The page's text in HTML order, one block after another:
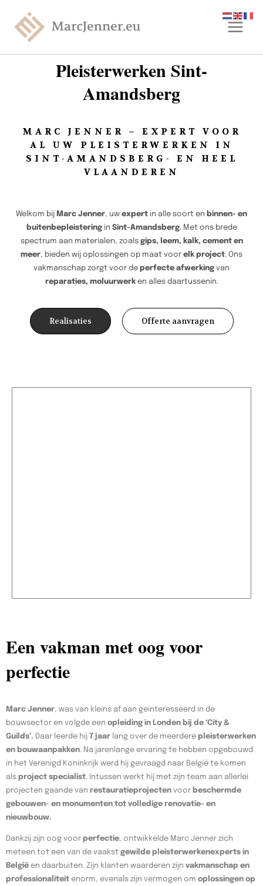
Pleisterwerken Sint-
Amandsberg
MARC JENNER – EXPERT VOOR
AL UW PLEISTERWERKEN IN
SINT-AMANDSBERG- EN HEEL
VLAANDEREN
Welkom bij Marc Jenner, uw expert in alle soort en binnen- en
buitenbepleisteringin Sint-Amandsberg. Met ons brede
spectrum aan materialen, zoals gips, leem, kalk, cement en
meer, bieden wij oplossingen op maat voor elk project. Ons
vakmanschap zorgt voor de perfecte afwerking van
reparaties, moluurwerken alles daartussenin.
Realisaties Offerte aanvragen
Een vakman met oog voor
perfectie
Marc Jenner, was van kleins af aan geïnteresseerd in de
bouwsector en volgde een opleiding in Londen bij de ‘City &
Guilds’. Daar leerde hij 7 jaar lang over de meerdere pleisterwerken
en bouwaanpakken. Na jarenlange ervaring te hebben opgebouwd
in het Verenigd Koninkrijk werd hij gevraagd naar België te komen
als project specialist. Intussen werkt hij met zijn team aan allerlei
projecten gaande van restauratieprojecten voor beschermde
gebouwen- en monumenten tot volledige renovatie- en
nieuwbouw.
Dankzij zijn oog voor perfectie, ontwikkelde Marc Jenner zich
meteen tot een van de vaakst gewilde pleisterwerkenexperts in
België en daarbuiten. Zijn klanten waarderen zijn vakmanschap en
professionaliteit enorm, evenals zijn vermogen om oplossingen op